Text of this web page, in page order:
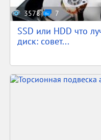
3578 7
SSD или HDD что
диск: совет...